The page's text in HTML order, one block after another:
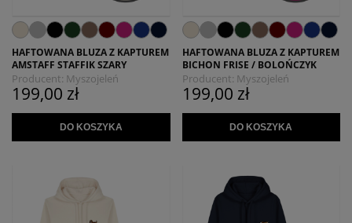
HAFTOWANA BLUZA Z KAPTUREM
AMSTAFF STAFFIK SZARY
Producent: Myszojeleń
199,00 zł
DO KOSZYKA
HAFTOWANA BLUZA Z KAPTUREM
BICHON FRISE / BOLOŃCZYK
Producent: Myszojeleń
199,00 zł
DO KOSZYKA